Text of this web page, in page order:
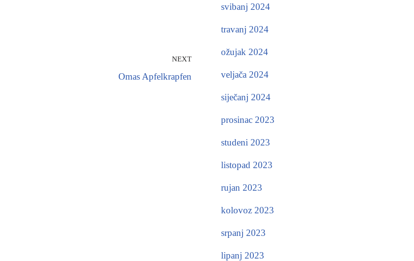
NEXT
Omas Apfelkrapfen
svibanj 2024
travanj 2024
ožujak 2024
veljača 2024
siječanj 2024
prosinac 2023
studeni 2023
listopad 2023
rujan 2023
kolovoz 2023
srpanj 2023
lipanj 2023